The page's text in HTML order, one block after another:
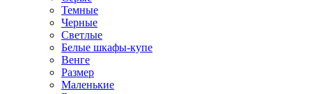
Темные
Черные
Светлые
Белые шкафы-купе
Венге
Размер
Маленькие